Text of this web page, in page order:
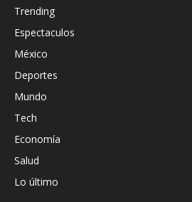
Trending
Espectaculos
México
Deportes
Mundo
Tech
Economía
Salud
Lo último